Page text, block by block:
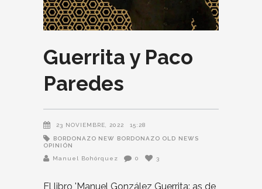
Guerrita y Paco
Paredes
23 NOVIEMBRE, 2022 15:28
BORDONAZO NEW BORDONAZO OLD NEWS
OPINIÓN
Manuel Bohórquez
0 3
El libro 'Manuel González Guerrita: as de